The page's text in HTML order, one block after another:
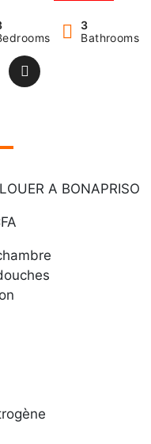
3
Bathrooms
A BONAPRISO